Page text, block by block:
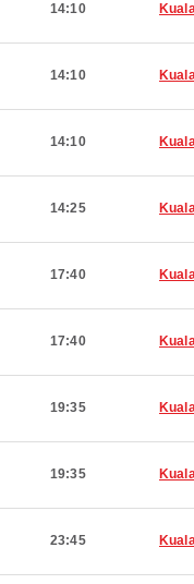
14:10
14:10
14:10
14:25
17:40
17:40
19:35
19:35
23:45